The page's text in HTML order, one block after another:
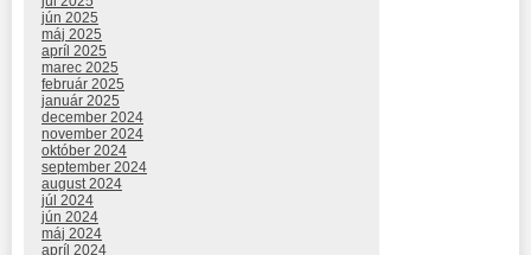
jún 2025
máj 2025
apríl 2025
marec 2025
február 2025
január 2025
december 2024
november 2024
október 2024
september 2024
august 2024
júl 2024
jún 2024
máj 2024
apríl 2024